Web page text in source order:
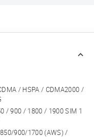
/ HSPA / CDMA2000 /
/ 900 / 1800 / 1900 SIM 1
850/900/1700 (AWS) /